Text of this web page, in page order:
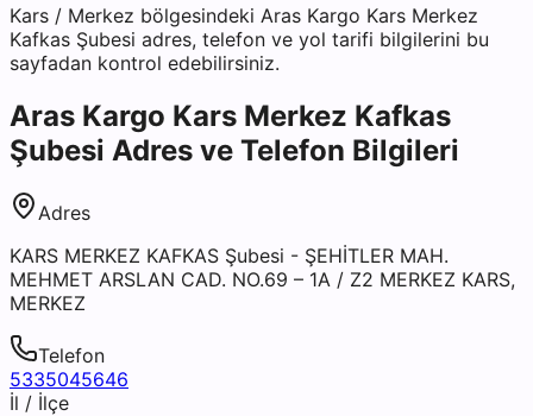
Kars / Merkez bölgesindeki Aras Kargo Kars Merkez
Kafkas Şubesi adres, telefon ve yol tarifi bilgilerini bu
sayfadan kontrol edebilirsiniz.
Aras Kargo Kars Merkez Kafkas
Şubesi Adres ve Telefon Bilgileri
Adres
KARS MERKEZ KAFKAS Şubesi - ŞEHİTLER MAH.
MEHMET ARSLAN CAD. NO.69 – 1A / Z2 MERKEZ KARS,
MERKEZ
Telefon
5335045646
İl / İlçe